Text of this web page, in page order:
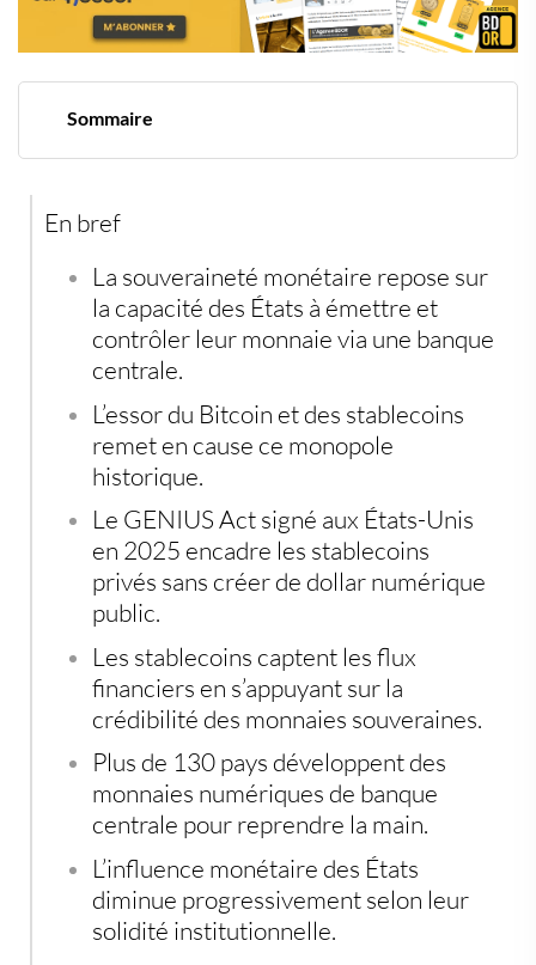
Sommaire
Les stablecoins, extension du dollar à l’échelle mondiale
publiques
Une souveraineté monétaire en érosion progressive
En bref
La souveraineté monétaire repose sur
la capacité des États à émettre et
contrôler leur monnaie via une banque
centrale.
L’essor du Bitcoin et des stablecoins
remet en cause ce monopole
historique.
Le GENIUS Act signé aux États-Unis
en 2025 encadre les stablecoins
privés sans créer de dollar numérique
public.
Les stablecoins captent les flux
financiers en s’appuyant sur la
crédibilité des monnaies souveraines.
Plus de 130 pays développent des
monnaies numériques de banque
centrale pour reprendre la main.
L’influence monétaire des États
diminue progressivement selon leur
solidité institutionnelle.